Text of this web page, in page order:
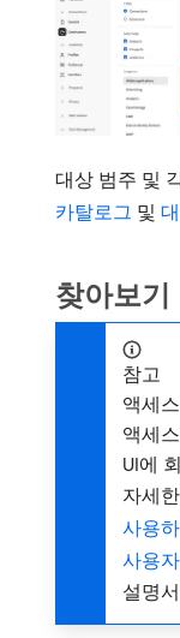
대상 범주 및
카탈로그 및
찾아보기
참고
액세
액세
UI에
자세
사용
사용
설명